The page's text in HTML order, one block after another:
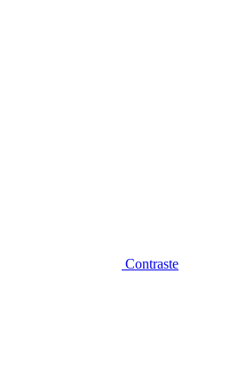
Contraste